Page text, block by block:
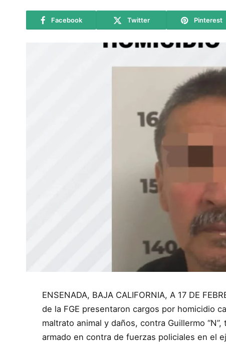
Facebook Twitter Pinterest
ENSENADA, BAJA CALIFORNIA, A 17 DE
de la FGE presentaron cargos por homicidio
maltrato animal y daños, contra Guillermo
armado en contra de fuerzas policiales en el